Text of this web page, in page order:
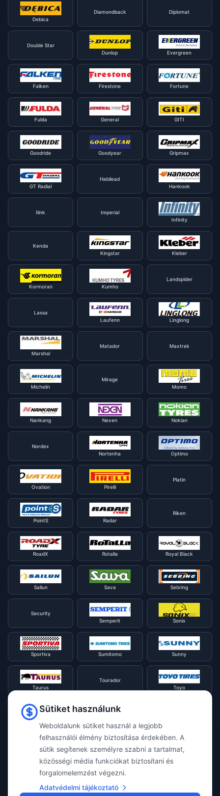
Debica
Diamondback Diplomat
Double Star
Dunlop
Evergreen
Falken Firestone Fortune
Fulda General GITI
Goodride Goodyear Gripmax
GT Radial
Habilead
Hankook
Ilink
Imperial
Infinity
Kenda
Kingstar
Kleber
Kormoran Kumho
Landspider
Lassa
Laufenn
Linglong
Marshal
Matador Maxtrek
Michelin
Mirage
Momo
Nankang Nexen Nokian
Nordex
Nortenha
Optimo
Ovation Pirelli
Platin
PointS Radar
Riken
RoadX Rotalla Royal Black
Sailun Sava Sebring
Security
Semperit
Sonix
Sportiva Sumitomo Sunny
Taurus
Tourador
Toyo
Tracmax
Uniroyal
Viking Voyager
Vredestein
Sütiket használunk
Weboldalunk sütiket használ a legjobb
felhasználói élmény biztosítása érdekében. A
sütik segítenek személyre szabni a tartalmat,
közösségi média funkciókat biztosítani és
forgalomelemzést végezni.
Adatvédelmi tájékoztató